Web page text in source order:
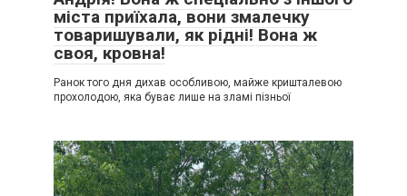
міста приїхала, вони змалечку
товаришували, як рідні! Вона ж
своя, кровна!
Ранок того дня дихав особливою, майже кришталевою
прохолодою, яка буває лише на зламі пізньої